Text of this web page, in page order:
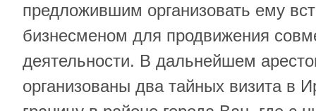
предложившим организовать ему
бизнесменом для продвижения
деятельности. В дальнейшем
организованы два тайных визита в